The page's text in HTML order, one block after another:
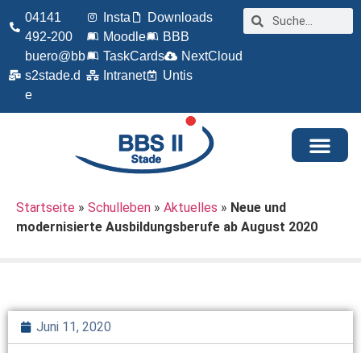
04141
492-200
buero@bb
s2stade.d
e
Insta
Downloads
Moodle
BBB
TaskCards
NextCloud
Intranet
Untis
Startseite » Schulleben » Aktuelles » Neue und
modernisierte Ausbildungsberufe ab August 2020
Juni 11, 2020